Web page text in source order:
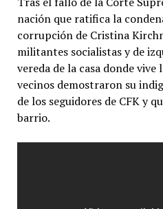
nación que ratifica la
corrupción de Cristina
militantes socialistas y de
vereda de la casa donde vive
vecinos demostraron su
de los seguidores de CFK y
barrio.